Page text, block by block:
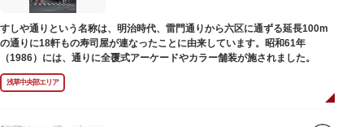
すしや通りという名称は、明治時代、雷門通りから六区に通ずる延長100m
の通りに18軒もの寿司屋が連なったことに由来しています。昭和61年
（1986）には、通りに全覆式アーケードやカラー舗装が施されました。
浅草中央部エリア